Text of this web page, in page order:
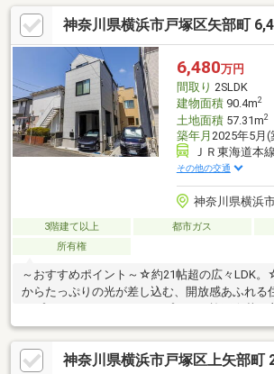
交換 ?バルコニーシート防水工事 ?ハウスク
神奈川県横浜市戸塚区矢部町
6,480万円
間取り 2SLDK
建物面積90.4m2
土地面積57.31m2
築年月 2025年5月
ＪＲ東海道本
その他の交通
神奈川県横浜
3階建て以上 都市ガス
所有権
～おすすめポイント～☆約21帖超の広々LDK
からたっぷりの光が差し込む、開放感あふれる
かに暮らせます☆【駐車場1台付き】車利用に
ースは車種によります。）☆EV充電設備付き駐
神奈川県横浜市戸塚区上矢部町